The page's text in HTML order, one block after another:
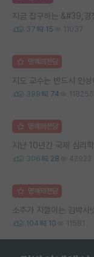
지금 잡구하는 &#39;경
37 15 11037
명예의전당
지도 교수는 반드시 인성
399 74 118255
명예의전당
306 28 42922
명예의전당
소주가 지껄이는 김박사
104 10 11581